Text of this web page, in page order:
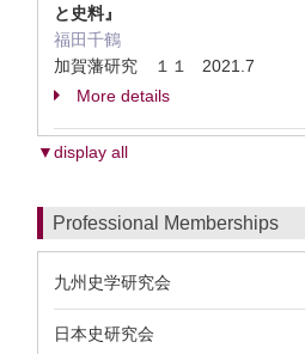
と史料』
福田千鶴
加賀藩研究 １１ 2021.7
More details
▼display all
Professional Memberships
九州史学研究会
日本史研究会